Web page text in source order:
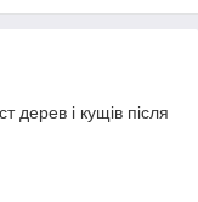
дерев і кущів після